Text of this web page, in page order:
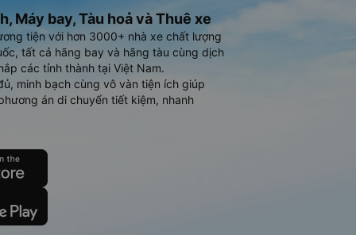
Máy bay, Tàu hoả và Thuê xe
tiện với hơn 3000+ nhà xe chất lượng
tất cả hãng bay và hãng tàu cùng dịch
các tỉnh thành tại Việt Nam.
minh bạch cùng vô vàn tiện ích giúp
án di chuyển tiết kiệm, nhanh